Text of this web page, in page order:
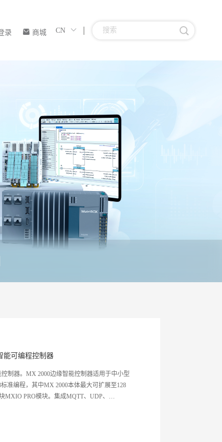
录 商城 CN
能可编程控制器
制器。MX 2000边缘智能控制器适用于中小型
准编程，其中MX 2000本体最大可扩展至128
MXIO PRO模块。集成MQTT、UDP、